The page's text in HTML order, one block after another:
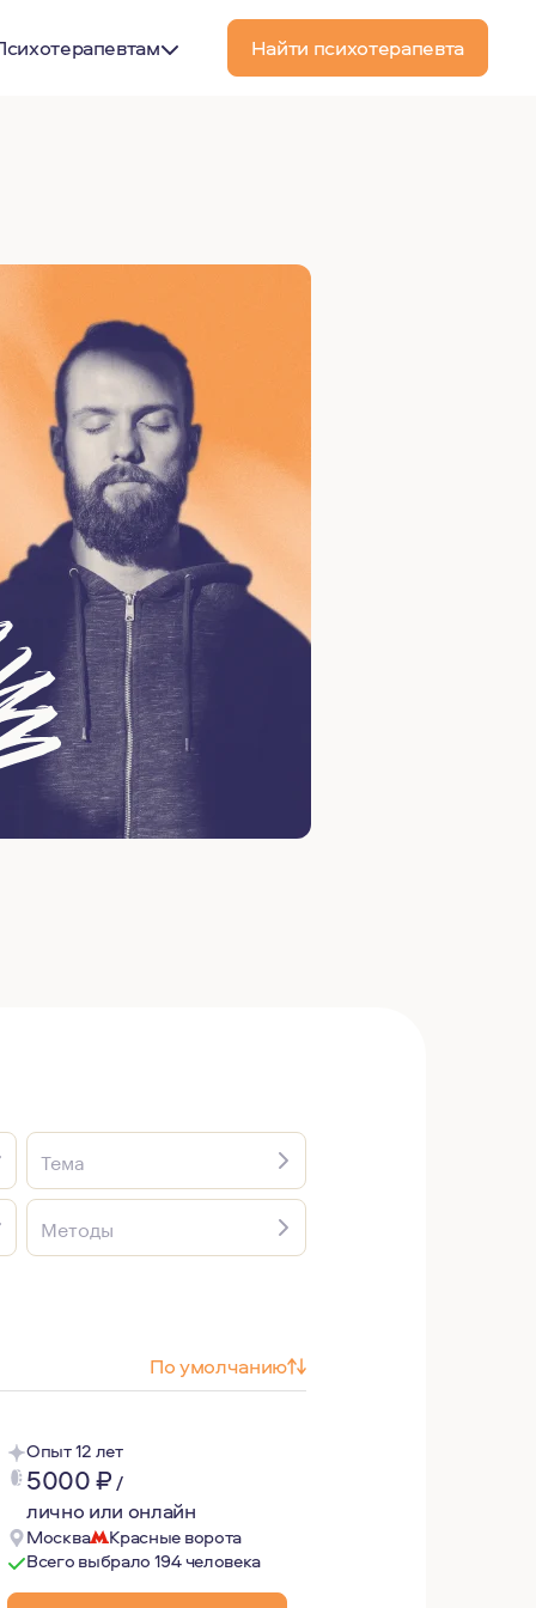
Найти психотерапевта
Тема
Методы
По умолчанию
Опыт 12 лет
5000₽/
лично или онлайн
Москва
Красные ворота
Всего выбрало 194 человека